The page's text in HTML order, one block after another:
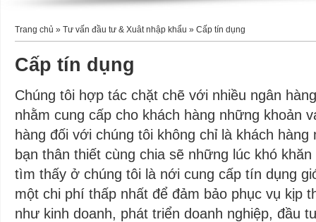
Trang chủ » Tư vấn đầu tư & Xuât nhập khẩu » Cấp tín dụng
Cấp tín dụng
Chúng tôi hợp tác chặt chẽ với nhiều ngân
nhằm cung cấp cho khách hàng những khoản
hàng đối với chúng tôi không chỉ là khách
bạn thân thiết cùng chia sẽ những lúc khó
tìm thấy ở chúng tôi là nới cung cấp tín dụng
một chi phí thấp nhất để đảm bảo phục vụ kịp
như kinh doanh, phát triển doanh nghiệp, đầu